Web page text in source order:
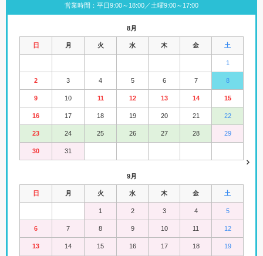
営業時間：平日9:00～18:00／土曜9:00～17:00
8月
日 月 火 水 木 金 土
1
2 3 4 5 6 7 8
9 10 11 12 13 14 15
16 17 18 19 20 21 22
23 24 25 26 27 28 29
30 31
9月
日 月 火 水 木 金 土
1 2 3 4 5
6 7 8 9 10 11 12
13 14 15 16 17 18 19